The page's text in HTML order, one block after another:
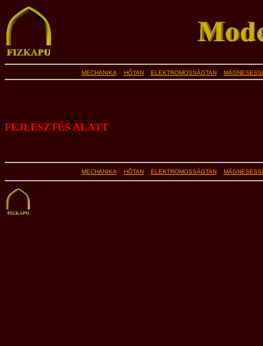
MECHANIKA HŐTAN ELEKTROMOSSÁGTAN
FEJLESZTÉS ALATT
MECHANIKA HŐTAN ELEKTROMOSSÁGTAN